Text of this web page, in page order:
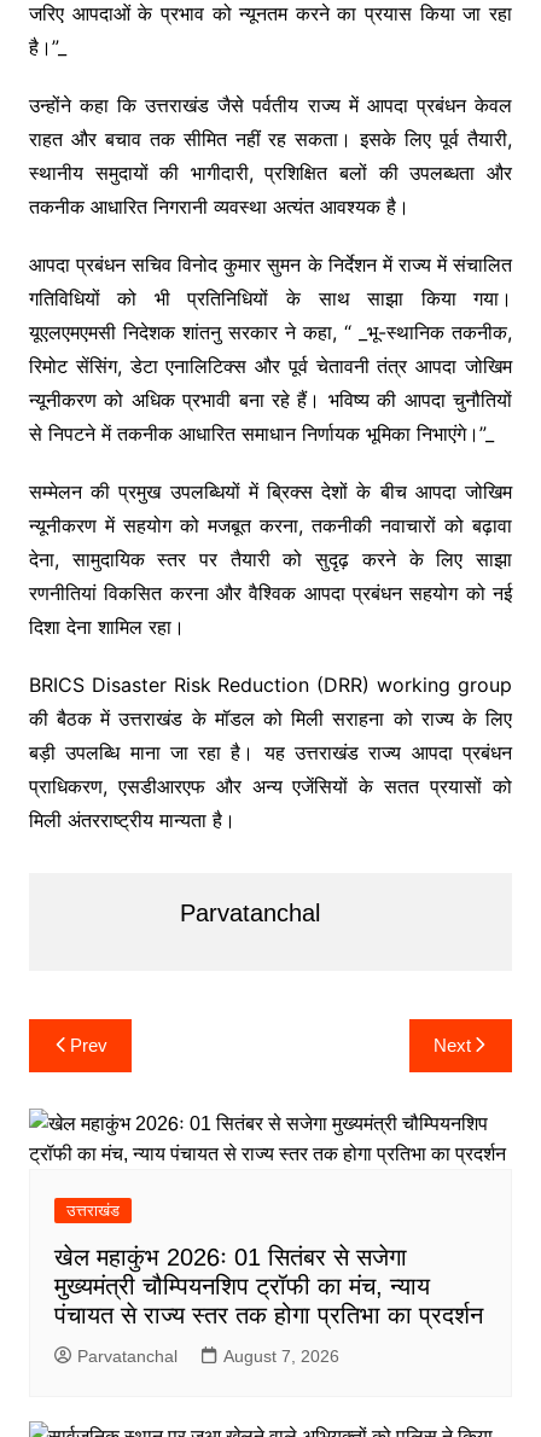
जरिए आपदाओं के प्रभाव को न्यूनतम करने का प्रयास किया जा रहा
है।”_
उन्होंने कहा कि उत्तराखंड जैसे पर्वतीय राज्य में आपदा प्रबंधन केवल
राहत और बचाव तक सीमित नहीं रह सकता। इसके लिए पूर्व तैयारी,
स्थानीय समुदायों की भागीदारी, प्रशिक्षित बलों की उपलब्धता और
तकनीक आधारित निगरानी व्यवस्था अत्यंत आवश्यक है।
आपदा प्रबंधन सचिव विनोद कुमार सुमन के निर्देशन में राज्य में संचालित
गतिविधियों को भी प्रतिनिधियों के साथ साझा किया गया।
यूएलएमएमसी निदेशक शांतनु सरकार ने कहा, “ _भू-स्थानिक तकनीक,
रिमोट सेंसिंग, डेटा एनालिटिक्स और पूर्व चेतावनी तंत्र आपदा जोखिम
न्यूनीकरण को अधिक प्रभावी बना रहे हैं। भविष्य की आपदा चुनौतियों
से निपटने में तकनीक आधारित समाधान निर्णायक भूमिका निभाएंगे।”_
सम्मेलन की प्रमुख उपलब्धियों में ब्रिक्स देशों के बीच आपदा जोखिम
न्यूनीकरण में सहयोग को मजबूत करना, तकनीकी नवाचारों को बढ़ावा
देना, सामुदायिक स्तर पर तैयारी को सुदृढ़ करने के लिए साझा
रणनीतियां विकसित करना और वैश्विक आपदा प्रबंधन सहयोग को नई
दिशा देना शामिल रहा।
BRICS Disaster Risk Reduction (DRR) working group
की बैठक में उत्तराखंड के मॉडल को मिली सराहना को राज्य के लिए
बड़ी उपलब्धि माना जा रहा है। यह उत्तराखंड राज्य आपदा प्रबंधन
प्राधिकरण, एसडीआरएफ और अन्य एजेंसियों के सतत प्रयासों को
मिली अंतरराष्ट्रीय मान्यता है।
Parvatanchal
Post
navigation
Prev Next
उत्तराखंड
खेल महाकुंभ 2026ः 01 सितंबर से सजेगा
मुख्यमंत्री चौम्पियनशिप ट्रॉफी का मंच, न्याय
पंचायत से राज्य स्तर तक होगा प्रतिभा का प्रदर्शन
Parvatanchal August 7, 2026